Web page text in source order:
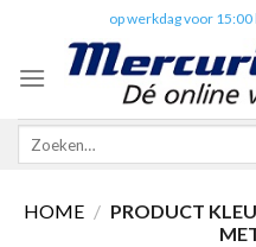
content
op werkdag voor
Zoeken
HOME / PRODUCT